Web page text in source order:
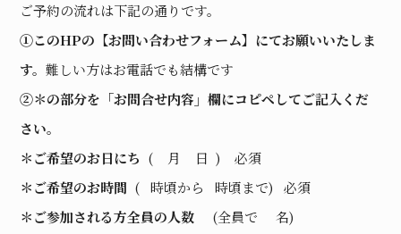
ご予約の流れは下記の通りです。
①このHPの【お問い合わせフォーム】にてお願いいたしま
す。難しい方はお電話でも結構です
②＊の部分を「お問合せ内容」欄にコピペしてご記入くだ
さい。
＊ご希望のお日にち ( 月 日 ) 必須
＊ご希望のお時間 ( 時頃から 時頃まで) 必須
＊ご参加される方全員の人数 (全員で 名)